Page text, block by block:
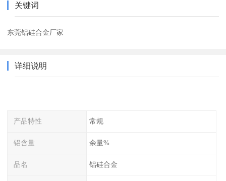
关键词
东莞铝硅合金厂家
详细说明
产品特性 常规
铝含量 余量%
品名 铝硅合金